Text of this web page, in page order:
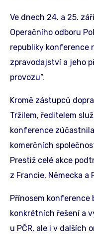
Ve dnech 24. a 25.
Operačního odboru
republiky konference
zpravodajství a jeho
provozu“.
Kromě zástupců
Tržilem, ředitelem
konference
komerčních
Prestiž celé akce
z Francie, Německa a
Přínosem konference
konkrétních řešení a
u PČR, ale i v dalších